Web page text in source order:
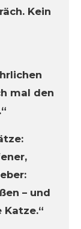
Kein
mal den
– und